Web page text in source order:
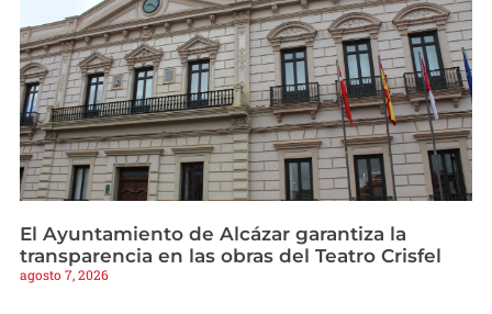
El Ayuntamiento de Alcázar garantiza la
transparencia en las obras del Teatro Crisfel
agosto 7, 2026